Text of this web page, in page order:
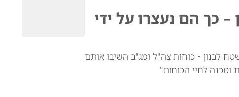
– כך הם נעצרו על ידי
לשטח לבנון • כוחות צה"ל ומג"ב השיבו אותם
לחיי הכוחות"